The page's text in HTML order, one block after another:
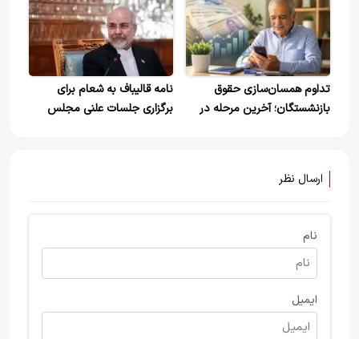
1404 +ویدیو
تداوم همسان‌سازی حقوق
بازنشستگان؛ آخرین مرحله در
نامه قالیباف به شعام برای
برگزاری جلسات علنی مجلس
ارسال نظر
نام
ایمیل